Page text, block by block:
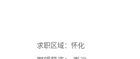
求职区域： 怀化